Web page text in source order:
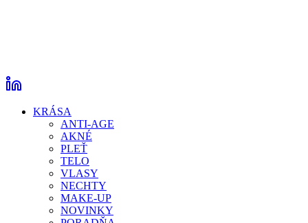
KRÁSA
ANTI-AGE
AKNÉ
PLEŤ
TELO
VLASY
NECHTY
MAKE-UP
NOVINKY